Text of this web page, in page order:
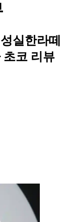
실한라떼
코 리뷰